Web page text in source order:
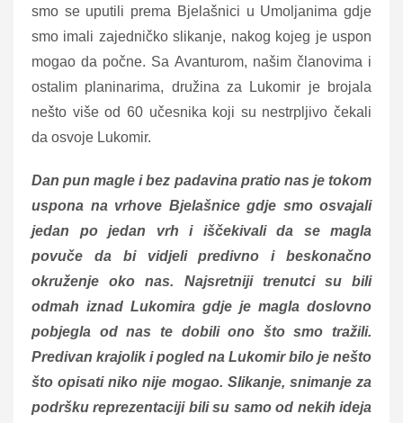
smo se uputili prema Bjelašnici u Umoljanima gdje
smo imali zajedničko slikanje, nakog kojeg je uspon
mogao da počne. Sa Avanturom, našim članovima i
ostalim planinarima, družina za Lukomir je brojala
nešto više od 60 učesnika koji su nestrpljivo čekali
da osvoje Lukomir.
Dan pun magle i bez padavina pratio nas je tokom
uspona na vrhove Bjelašnice gdje smo osvajali
jedan po jedan vrh i iščekivali da se magla
povuče da bi vidjeli predivno i beskonačno
okruženje oko nas. Najsretniji trenutci su bili
odmah iznad Lukomira gdje je magla doslovno
pobjegla od nas te dobili ono što smo tražili.
Predivan krajolik i pogled na Lukomir bilo je nešto
što opisati niko nije mogao. Slikanje, snimanje za
podršku reprezentaciji bili su samo od nekih ideja